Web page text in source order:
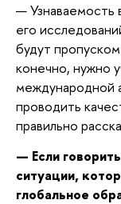
— Узнаваемость
его
будут
конечно, нужно
международной
проводить
правильно
— Если
ситуации,
глобальное